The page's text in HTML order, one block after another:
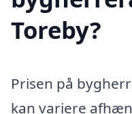
Toreby?
Prisen på
kan variere